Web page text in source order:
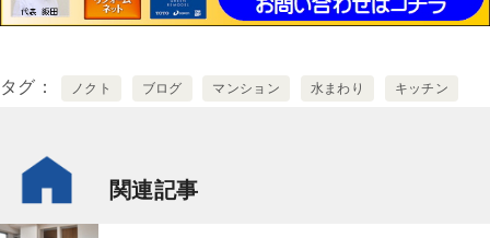
タグ ノクト ブログ マンション 水まわり キッチン
関連記事